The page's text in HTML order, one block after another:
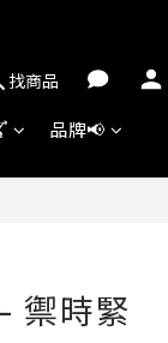
找商品
品牌📢
禦時緊